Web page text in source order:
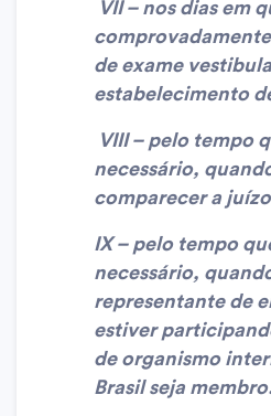
VII – nos dias em
de exame
estabelecimento
VIII – pelo tempo
necessário,
comparecer a
IX – pelo tempo
necessário,
representante de
estiver
de organismo
Brasil seja